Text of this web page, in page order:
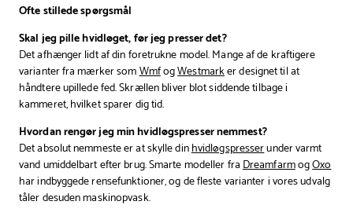
Ofte stillede spørgsmål
Skal jeg pille hvidløget, før jeg presser det?
Det afhænger lidt af din foretrukne model. Mange af de kraftigere
varianter fra mærker somWmfogWestmarker designet til at
håndtere upillede fed. Skrællen bliver blot siddende tilbage i
kammeret, hvilket sparer dig tid.
Hvordan rengør jeg min hvidløgspresser nemmest?
Det absolut nemmeste er at skylle dinhvidløgspresserunder varmt
vand umiddelbart efter brug. Smarte modeller fraDreamfarmogOxo
har indbyggede rensefunktioner, og de fleste varianter i vores udvalg
tåler desuden maskinopvask.